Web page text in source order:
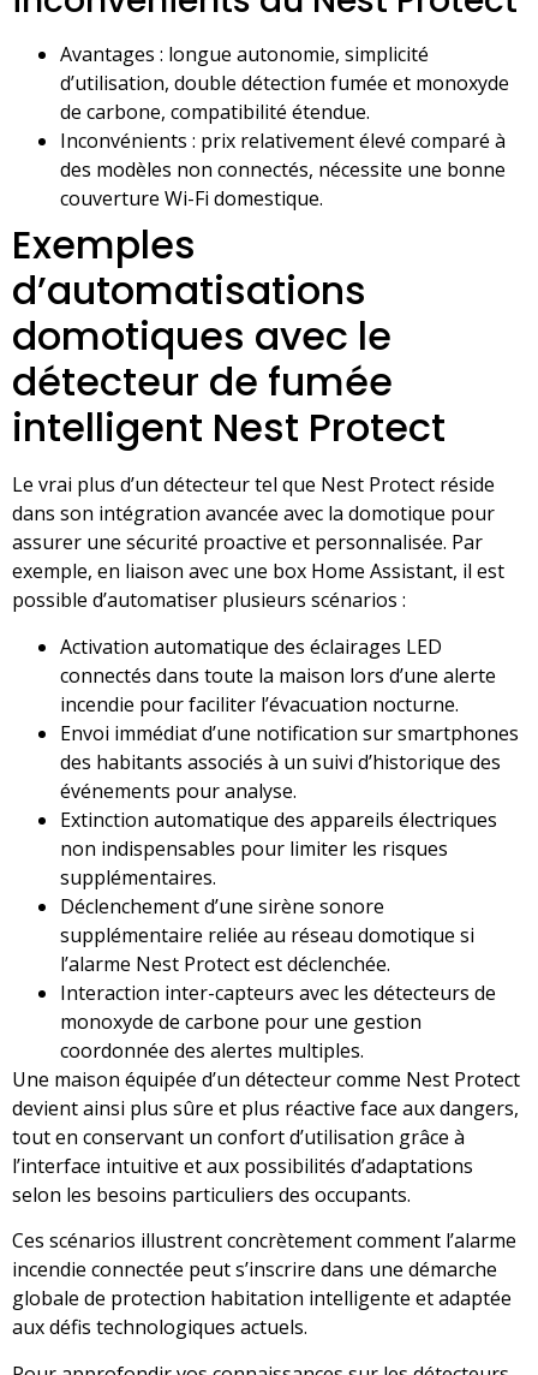
Avantages : longue autonomie, simplicité
d’utilisation, double détection fumée et monoxyde
de carbone, compatibilité étendue.
Inconvénients : prix relativement élevé comparé à
des modèles non connectés, nécessite une bonne
couverture Wi-Fi domestique.
Exemples
d’automatisations
domotiques avec le
détecteur de fumée
intelligent Nest Protect
Le vrai plus d’un détecteur tel que Nest Protect réside
dans son intégration avancée avec la domotique pour
assurer une sécurité proactive et personnalisée. Par
exemple, en liaison avec une box Home Assistant, il est
possible d’automatiser plusieurs scénarios :
Activation automatique des éclairages LED
connectés dans toute la maison lors d’une alerte
incendie pour faciliter l’évacuation nocturne.
Envoi immédiat d’une notification sur smartphones
des habitants associés à un suivi d’historique des
événements pour analyse.
Extinction automatique des appareils électriques
non indispensables pour limiter les risques
supplémentaires.
Déclenchement d’une sirène sonore
supplémentaire reliée au réseau domotique si
l’alarme Nest Protect est déclenchée.
Interaction inter-capteurs avec les détecteurs de
monoxyde de carbone pour une gestion
coordonnée des alertes multiples.
Une maison équipée d’un détecteur comme Nest Protect
devient ainsi plus sûre et plus réactive face aux dangers,
tout en conservant un confort d’utilisation grâce à
l’interface intuitive et aux possibilités d’adaptations
selon les besoins particuliers des occupants.
Ces scénarios illustrent concrètement comment l’alarme
incendie connectée peut s’inscrire dans une démarche
globale de protection habitation intelligente et adaptée
aux défis technologiques actuels.